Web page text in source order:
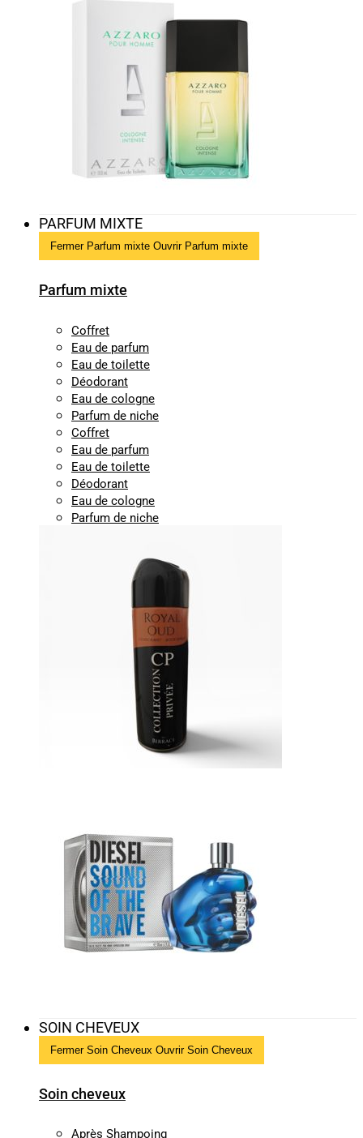
PARFUM MIXTE
Fermer Parfum mixte Ouvrir Parfum mixte
Parfum mixte
Coffret
Eau de parfum
Eau de toilette
Déodorant
Eau de cologne
Parfum de niche
Coffret
Eau de parfum
Eau de toilette
Déodorant
Eau de cologne
Parfum de niche
SOIN CHEVEUX
Fermer Soin Cheveux Ouvrir Soin Cheveux
Soin cheveux
Après Shampoing